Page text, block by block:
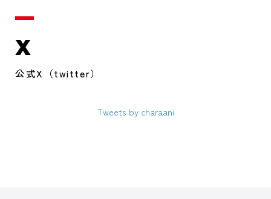
X
公式X（twitter）
Tweets by charaani